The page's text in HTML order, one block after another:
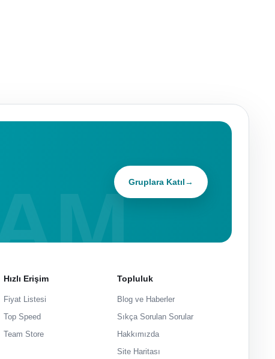
Gruplara Katıl→
Hızlı Erişim
Fiyat Listesi
Top Speed
Team Store
Topluluk
Blog ve Haberler
Sıkça Sorulan Sorular
Hakkımızda
Site Haritası